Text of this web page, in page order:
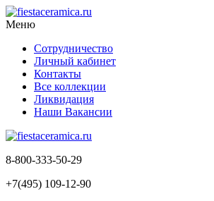
Меню
Сотрудничество
Личный кабинет
Контакты
Все коллекции
Ликвидация
Наши Вакансии
8-800-333-50-29
+7(495) 109-12-90